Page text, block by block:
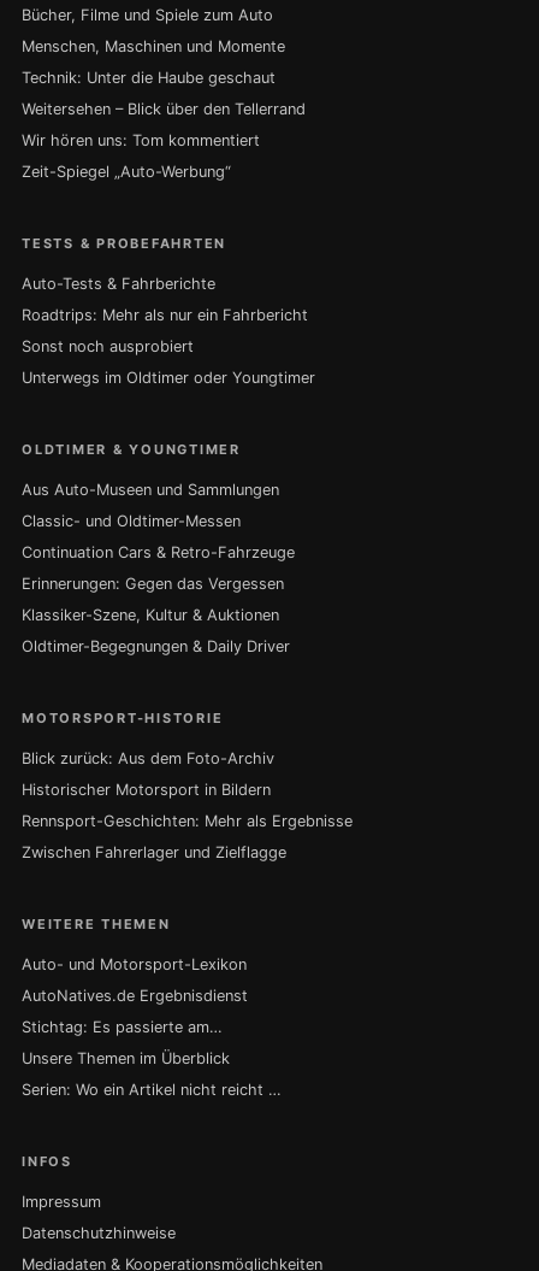
Bücher, Filme und Spiele zum Auto
Menschen, Maschinen und Momente
Technik: Unter die Haube geschaut
Weitersehen – Blick über den Tellerrand
Wir hören uns: Tom kommentiert
Zeit-Spiegel „Auto-Werbung“
TESTS & PROBEFAHRTEN
Auto-Tests & Fahrberichte
Roadtrips: Mehr als nur ein Fahrbericht
Sonst noch ausprobiert
Unterwegs im Oldtimer oder Youngtimer
OLDTIMER & YOUNGTIMER
Aus Auto-Museen und Sammlungen
Classic- und Oldtimer-Messen
Continuation Cars & Retro-Fahrzeuge
Erinnerungen: Gegen das Vergessen
Klassiker-Szene, Kultur & Auktionen
Oldtimer-Begegnungen & Daily Driver
MOTORSPORT-HISTORIE
Blick zurück: Aus dem Foto-Archiv
Historischer Motorsport in Bildern
Rennsport-Geschichten: Mehr als Ergebnisse
Zwischen Fahrerlager und Zielflagge
WEITERE THEMEN
Auto- und Motorsport-Lexikon
AutoNatives.de Ergebnisdienst
Stichtag: Es passierte am…
Unsere Themen im Überblick
Serien: Wo ein Artikel nicht reicht …
INFOS
Impressum
Datenschutzhinweise
Mediadaten & Kooperationsmöglichkeiten